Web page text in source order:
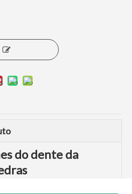
do dente da